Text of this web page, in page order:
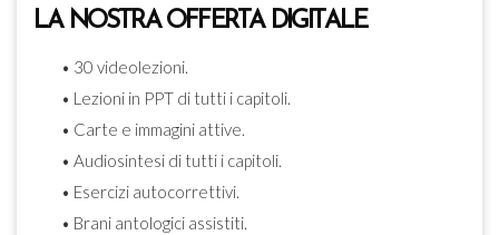
LA NOSTRA OFFERTA DIGITALE
• 30 videolezioni.
• Lezioni in PPT di tutti i capitoli.
• Carte e immagini attive.
• Audiosintesi di tutti i capitoli.
• Esercizi autocorrettivi.
• Brani antologici assistiti.